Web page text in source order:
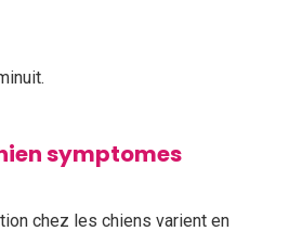
symptomes
chez les chiens varient en